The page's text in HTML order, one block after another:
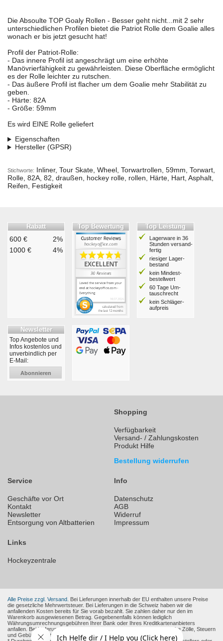
Die Absoulte TOP Goaly Rollen - Besser geht nicht...mit 2 sehr
unterschiedlichen Profilen bietet die Patriot Rolle dem Goalie alles
wonach er bis jetzt gesucht hat!
Profil der Patriot-Rolle:
- Das innere Profil ist angeschrägt um eine erhöhte
Manövrierfähigkeit zu gewährleisten. Diese Oberfläche ermöglicht
es der Rolle leichter zu rutschen.
- Das äußere Profil ist flacher um dem Goalie mehr Stabilität zu
geben.
- Härte: 82A
- Größe: 59mm
Es wird EINE Rolle geliefert
Eigenschaften
Hersteller (GPSR)
Stichworte: Inliner, Tour Skate, Wheel, Torwartrollen, 59mm, Torwart,
Rolle, 82A, 82, draußen, hockey rolle, rollen, Härte, Hart, Asphalt,
Reifen, Festigkeit
Rabatt
600 €
2%
1000 €
4%
Top Bewertung Top Leistung
Lagerware in 36
Stunden ver­sand­
fertig
riesiger Lager­
bestand
kein Mindest­
bestell­wert
60 Tage Um­
tausch­recht
kein Schläger­
aufpreis
Newsletter
Top Angebote und
Infos kostenlos und
unverbindlich per
E-Mail:
Abonnieren
Shopping
Verfügbarkeit
Versand- / Zahlungskosten
Produkt Hilfe
Bestellung widerrufen
Service
Geschäfte vor Ort
Kontakt
Newsletter
Entsorgung von Altbatterien
Info
Datenschutz
AGB
Widerruf
Impressum
Links
Hockeyzentrale
Alle Preise zzgl. Versand. Bei Lieferungen innerhalb der EU enthalten unsere Preise
die gesetzliche Mehrwertsteuer. Bei Lieferungen in die Schweiz haben wir die
anfallenden Kosten bereits für Sie vorab bezahlt. Sie zahlen daher nur den im
Warenkorb ausgewiesenen Betrag. Gegebenenfalls können lediglich
Währungsumrechnungsgebühren Ihrer Bank oder Ihres Kreditkartenanbieters
anfallen. Bei Lieferungen in andere Nicht-EU-Länder können zusätzliche Zölle, Steuern
und Gebühren entstehen.